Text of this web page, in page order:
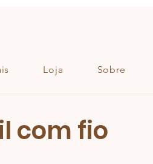
Loja Sobre
com fio